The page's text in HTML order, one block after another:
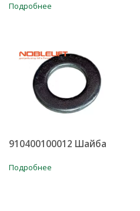
Подробнее
910400100012 Шайба
Подробнее